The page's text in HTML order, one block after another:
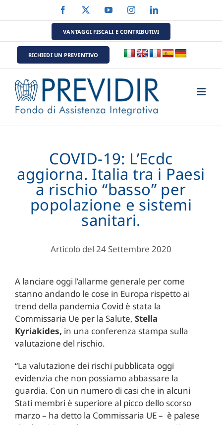
al
Facebook YouTubeInstagramLinkedIn
VANTAGGI FISCALI E CONTRIBUTIVI
RICHIEDI UN PREVENTIVO
COVID-19: L’Ecdc
aggiorna. Italia tra i Paesi
a rischio “basso” per
popolazione e sistemi
sanitari.
Articolo del 24 Settembre 2020
A lanciare oggi l’allarme generale per come
stanno andando le cose in Europa rispetto ai
trend della pandemia Covid è stata la
Commissaria Ue per la Salute, Stella
Kyriakides, in una conferenza stampa sulla
valutazione del rischio.
“La valutazione dei rischi pubblicata oggi
evidenzia che non possiamo abbassare la
guardia. Con un numero di casi che in alcuni
Stati membri è superiore al picco dello scorso
marzo – ha detto la Commissaria UE – è palese